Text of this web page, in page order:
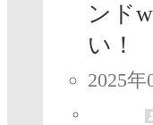
ンド
い！
2025年